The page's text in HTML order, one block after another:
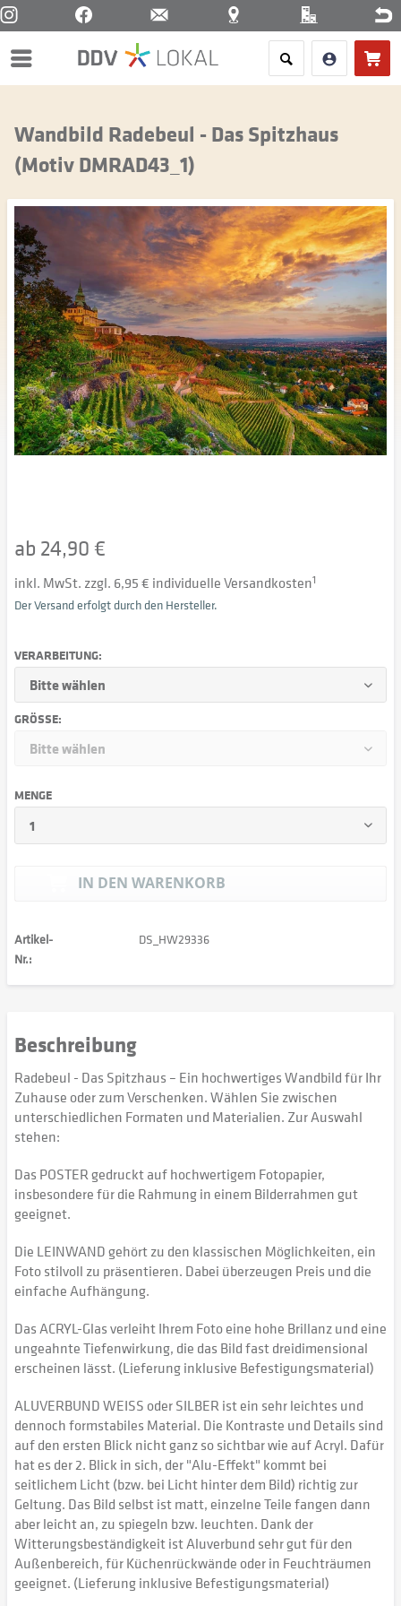
Menü
Wandbild Radebeul - Das Spitzhaus
(Motiv DMRAD43_1)
ab 24,90 €
inkl. MwSt. zzgl. 6,95 € individuelle Versandkosten1
Der Versand erfolgt durch den Hersteller.
VERARBEITUNG:
GRÖSSE:
MENGE
IN DEN WARENKORB
Artikel-
Nr.:
DS_HW29336
Beschreibung
Radebeul - Das Spitzhaus – Ein hochwertiges Wandbild für Ihr
Zuhause oder zum Verschenken. Wählen Sie zwischen
unterschiedlichen Formaten und Materialien. Zur Auswahl
stehen:
Das POSTER gedruckt auf hochwertigem Fotopapier,
insbesondere für die Rahmung in einem Bilderrahmen gut
geeignet.
Die LEINWAND gehört zu den klassischen Möglichkeiten, ein
Foto stilvoll zu präsentieren. Dabei überzeugen Preis und die
einfache Aufhängung.
Das ACRYL-Glas verleiht Ihrem Foto eine hohe Brillanz und eine
ungeahnte Tiefenwirkung, die das Bild fast dreidimensional
erscheinen lässt. (Lieferung inklusive Befestigungsmaterial)
ALUVERBUND WEISS oder SILBER ist ein sehr leichtes und
dennoch formstabiles Material. Die Kontraste und Details sind
auf den ersten Blick nicht ganz so sichtbar wie auf Acryl. Dafür
hat es der 2. Blick in sich, der "Alu-Effekt" kommt bei
seitlichem Licht (bzw. bei Licht hinter dem Bild) richtig zur
Geltung. Das Bild selbst ist matt, einzelne Teile fangen dann
aber leicht an, zu spiegeln bzw. leuchten. Dank der
Witterungsbeständigkeit ist Aluverbund sehr gut für den
Außenbereich, für Küchenrückwände oder in Feuchträumen
geeignet. (Lieferung inklusive Befestigungsmaterial)